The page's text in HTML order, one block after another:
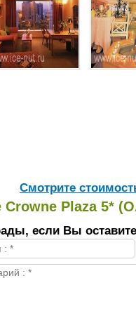
Cмотрите
Plaza 5*
если Вы